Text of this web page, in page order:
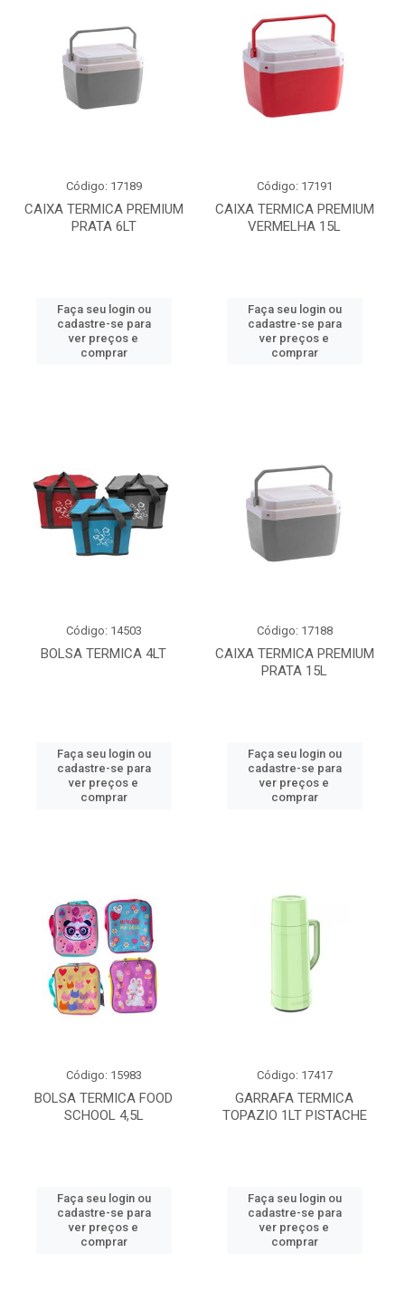
CAIXA TERMICA PREMIUM
PRATA 6LT
Código: 17189
Faça seu login ou
cadastre-se para
ver preços e
comprar
CAIXA TERMICA PREMIUM
VERMELHA 15L
Código: 17191
Faça seu login ou
cadastre-se para
ver preços e
comprar
BOLSA TERMICA 4LT
Código: 14503
Faça seu login ou
cadastre-se para
ver preços e
comprar
CAIXA TERMICA PREMIUM
PRATA 15L
Código: 17188
Faça seu login ou
cadastre-se para
ver preços e
comprar
BOLSA TERMICA FOOD
SCHOOL 4,5L
Código: 15983
Faça seu login ou
cadastre-se para
ver preços e
comprar
GARRAFA TERMICA
TOPAZIO 1LT PISTACHE
Código: 17417
Faça seu login ou
cadastre-se para
ver preços e
comprar